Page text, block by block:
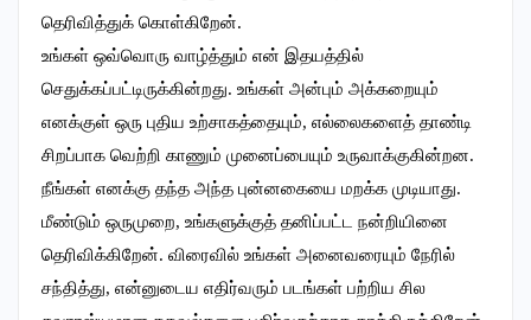
தெரிவித்துக் கொள்கிறேன்.
உங்கள் ஒவ்வொரு வாழ்த்தும் என் இதயத்தில்
செதுக்கப்பட்டிருக்கின்றது. உங்கள் அன்பும் அக்கறையும்
எனக்குள் ஒரு புதிய உற்சாகத்தையும், எல்லைகளைத் தாண்டி
சிறப்பாக வெற்றி காணும் முனைப்பையும் உருவாக்குகின்றன.
நீங்கள் எனக்கு தந்த அந்த புன்னகையை மறக்க முடியாது.
மீண்டும் ஒருமுறை, உங்களுக்குத் தனிப்பட்ட நன்றியினை
தெரிவிக்கிறேன். விரைவில் உங்கள் அனைவரையும் நேரில்
சந்தித்து, என்னுடைய எதிர்வரும் படங்கள் பற்றிய சில